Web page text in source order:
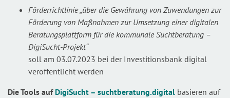
Förderrichtlinie „über die Gewährung von Zuwendungen zur
Förderung von Maßnahmen zur Umsetzung einer digitalen
Beratungsplattform für die kommunale Suchtberatung –
DigiSucht-Projekt“
soll am 03.07.2023 bei der Investitionsbank digital
veröffentlicht werden
Die Tools auf DigiSucht – suchtberatung.digital basieren auf